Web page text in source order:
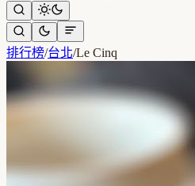
排行榜/台北/Le Cinq